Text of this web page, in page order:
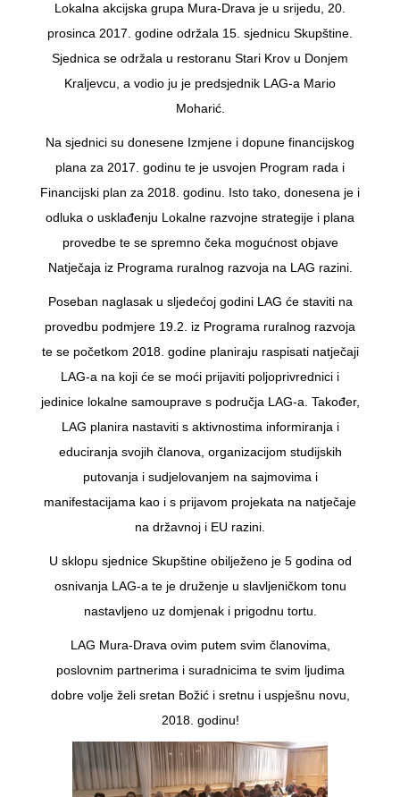
Lokalna akcijska grupa Mura-Drava je u srijedu, 20.
prosinca 2017. godine održala 15. sjednicu Skupštine.
Sjednica se održala u restoranu Stari Krov u Donjem
Kraljevcu, a vodio ju je predsjednik LAG-a Mario
Moharić.
Na sjednici su donesene Izmjene i dopune financijskog
plana za 2017. godinu te je usvojen Program rada i
Financijski plan za 2018. godinu. Isto tako, donesena je i
odluka o usklađenju Lokalne razvojne strategije i plana
provedbe te se spremno čeka mogućnost objave
Natječaja iz Programa ruralnog razvoja na LAG razini.
Poseban naglasak u sljedećoj godini LAG će staviti na
provedbu podmjere 19.2. iz Programa ruralnog razvoja
te se početkom 2018. godine planiraju raspisati natječaji
LAG-a na koji će se moći prijaviti poljoprivrednici i
jedinice lokalne samouprave s područja LAG-a. Također,
LAG planira nastaviti s aktivnostima informiranja i
educiranja svojih članova, organizacijom studijskih
putovanja i sudjelovanjem na sajmovima i
manifestacijama kao i s prijavom projekata na natječaje
na državnoj i EU razini.
U sklopu sjednice Skupštine obilježeno je 5 godina od
osnivanja LAG-a te je druženje u slavljeničkom tonu
nastavljeno uz domjenak i prigodnu tortu.
LAG Mura-Drava ovim putem svim članovima,
poslovnim partnerima i suradnicima te svim ljudima
dobre volje želi sretan Božić i sretnu i uspješnu novu,
2018. godinu!